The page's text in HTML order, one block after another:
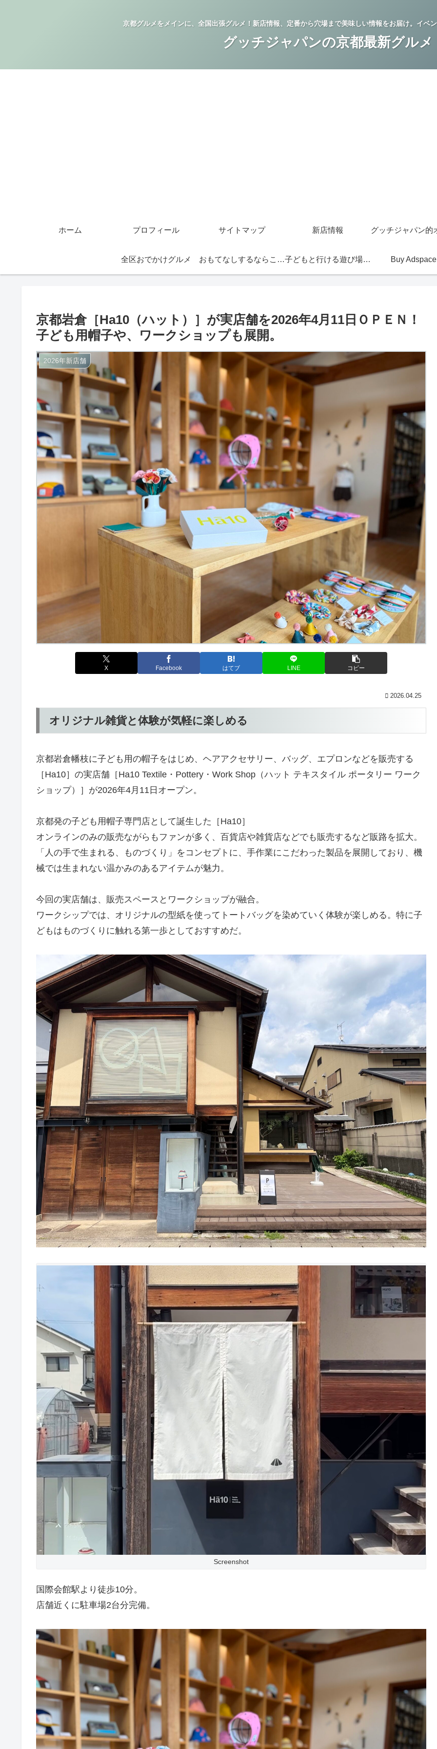
京都グルメをメインに、全国出張グルメ！新店情報、定番から穴場まで美味しい情報をお届け。イベ
グッチジャパンの京都最新グルメ
ホーム プロフィール サイトマップ 新店情報
全区おでかけグルメ おもてなしするならこの店 子どもと行ける遊び場・お店 Buy Adspace
京都岩倉［Ha10（ハット）］が実店舗を2026年4月11日ＯＰＥＮ！
子ども用帽子や、ワークショップも展開。
2026年新店舗
X Facebook はてブ LINE コピー
2026.04.25
オリジナル雑貨と体験が気軽に楽しめる
京都岩倉幡枝に子ども用の帽子をはじめ、ヘアアクセサリー、バッグ、エプロンなどを販売する
［Ha10］の実店舗［Ha10 Textile・Pottery・Work Shop（ハット テキスタイル ポータリー ワーク
ショップ）］が2026年4月11日オープン。
京都発の子ども用帽子専門店として誕生した［Ha10］
オンラインのみの販売ながらもファンが多く、百貨店や雑貨店などでも販売するなど販路を拡大。
「人の手で生まれる、ものづくり」をコンセプトに、手作業にこだわった製品を展開しており、機
械では生まれない温かみのあるアイテムが魅力。
今回の実店舗は、販売スペースとワークショップが融合。
ワークシップでは、オリジナルの型紙を使ってトートバッグを染めていく体験が楽しめる。特に子
どもはものづくりに触れる第一歩としておすすめだ。
Screenshot
国際会館駅より徒歩10分。
店舗近くに駐車場2台分完備。